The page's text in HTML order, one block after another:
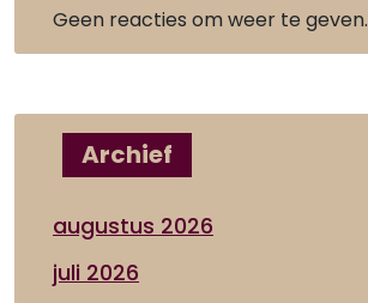
Geen reacties om weer te geven.
Archief
augustus 2026
juli 2026